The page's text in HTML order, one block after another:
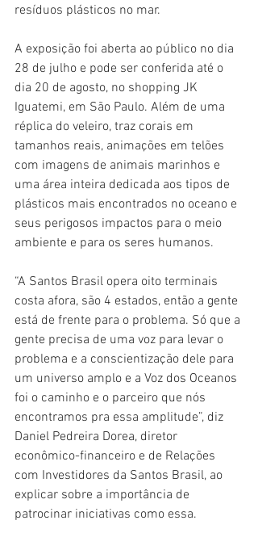
resíduos plásticos no mar.
A exposição foi aberta ao público no dia
28 de julho e pode ser conferida até o
dia 20 de agosto, no shopping JK
Iguatemi, em São Paulo. Além de uma
réplica do veleiro, traz corais em
tamanhos reais, animações em telões
com imagens de animais marinhos e
uma área inteira dedicada aos tipos de
plásticos mais encontrados no oceano e
seus perigosos impactos para o meio
ambiente e para os seres humanos.
“A Santos Brasil opera oito terminais
costa afora, são 4 estados, então a gente
está de frente para o problema. Só que a
gente precisa de uma voz para levar o
problema e a conscientização dele para
um universo amplo e a Voz dos Oceanos
foi o caminho e o parceiro que nós
encontramos pra essa amplitude”, diz
Daniel Pedreira Dorea, diretor
econômico-financeiro e de Relações
com Investidores da Santos Brasil, ao
explicar sobre a importância de
patrocinar iniciativas como essa.